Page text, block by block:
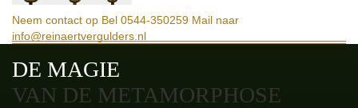
Neem contact op Bel 0544-350259 Mail naar
info@reinaertvergulders.nl
DE MAGIE
VAN DE METAMORPHOSE